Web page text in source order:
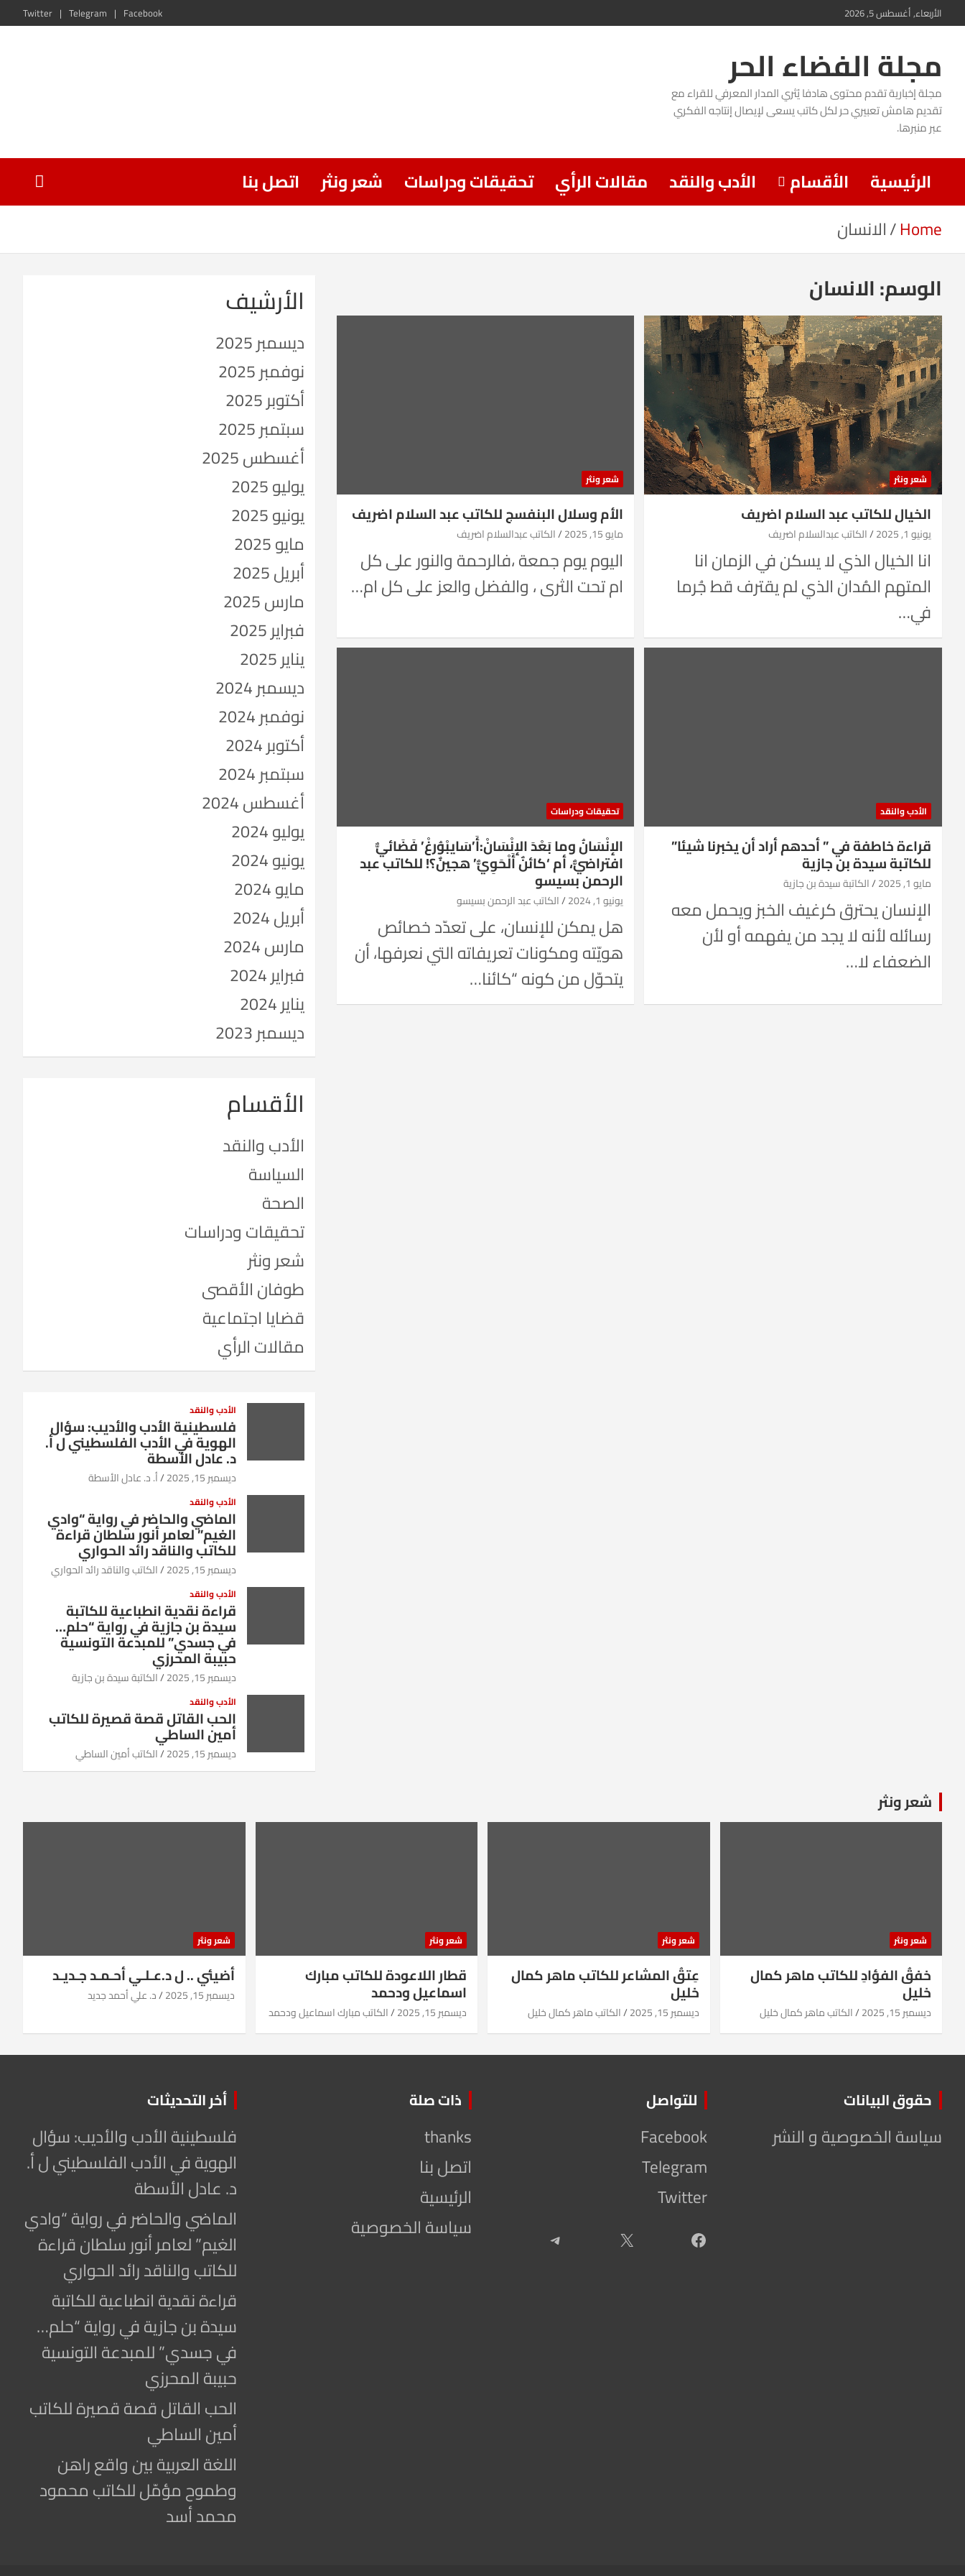
Skip
content
الأربعاء, أغسطس 5, 2026 Facebook
Telegram
Twitter
مجلة الفضاء الحر
مجلة إخبارية تقدم محتوى هادفا يُثري المدار المعرفي للقراء مع
تقديم هامش تعبيري حر لكل كاتب يسعى لإيصال إنتاجه الفكري
عبر منبرها.
الرئيسية الأقسام الأدب والنقد مقالات الرأي تحقيقات ودراسات شعر ونثر
اتصل بنا
Home الانسان
الوسم:الانسان
شعر ونثر
الخيال للكاتب عبد السلام اضريف
يونيو 1, 2025 الكاتب عبدالسلام اضريف
انا الخيال الذي لا يسكن في الزمان انا
المتهم المُدان الذي لم يقترف قط جُرما
في…
شعر ونثر
الأم وسلال البنفسج للكاتب عبد السلام اضريف
مايو 15, 2025 الكاتب عبدالسلام اضريف
اليوم يوم جمعة ،فالرحمة والنور على كل
ام تحت الثرى ، والفضل والعز على كل ام…
الأدب والنقد
قراءة خاطفة في ” أحدهم أراد أن يخبرنا شيئا”
للكاتبة سيدة بن جازية
مايو 1, 2025 الكاتبة سيدة بن جازية
الإنسان يحترق كرغيف الخبز ويحمل معه
رسائله لأنه لا يجد من يفهمه أو لأن
الضعفاء لا…
تحقيقات ودراسات
الإنْسَانُ وما بَعْدَ الإنْسَانْ:أَ’سَايبْوُرغْ’ فَضَائيٌّ
افتراضيٌّ، أم ‘كائنٌ أَلْحَوِيٌّ’ هجينٌ؟! للكاتب عبد
الرحمن بسيسو
يونيو 1, 2024 الكاتب عبد الرحمن بسيسو
هل يمكن للإنسان، على تعدّد خصائص
هويّته ومكونات تعريفاته التي نعرفها، أن
يتحوّل من كونه “كائنا…
الأرشيف
ديسمبر 2025
نوفمبر 2025
أكتوبر 2025
سبتمبر 2025
أغسطس 2025
يوليو 2025
يونيو 2025
مايو 2025
أبريل 2025
مارس 2025
فبراير 2025
يناير 2025
ديسمبر 2024
نوفمبر 2024
أكتوبر 2024
سبتمبر 2024
أغسطس 2024
يوليو 2024
يونيو 2024
مايو 2024
أبريل 2024
مارس 2024
فبراير 2024
يناير 2024
ديسمبر 2023
الأقسام
الأدب والنقد
السياسة
الصحة
تحقيقات ودراسات
شعر ونثر
طوفان الأقصى
قضايا اجتماعية
مقالات الرأي
الأدب والنقد
فلسطينية الأدب والأديب: سؤال
الهوية في الأدب الفلسطيني ل أ.
د. عادل الأسطة
ديسمبر 15, 2025 أ. د. عادل الأسطة
الأدب والنقد
الماضي والحاضر في رواية “وادي
الغيم” لعامر أنور سلطان قراءة
للكاتب والناقد رائد الحواري
ديسمبر 15, 2025 الكاتب والناقد رائد الحواري
الأدب والنقد
قراءة نقدية انطباعية للكاتبة
سيدة بن جازية في رواية “حلم…
في جسدي” للمبدعة التونسية
حبيبة المحرزي
ديسمبر 15, 2025 الكاتبة سيدة بن جازية
الأدب والنقد
الحب القاتل قصة قصيرة للكاتب
أمين الساطي
ديسمبر 15, 2025 الكاتب أمين الساطي
شعر ونثر
شعر ونثر
خفقُ الفؤادِ للكاتب ماهر كمال
خليل
ديسمبر 15, 2025 الكاتب ماهر كمال خليل
شعر ونثر
عِتقُ المشاعر للكاتب ماهر كمال
خليل
ديسمبر 15, 2025 الكاتب ماهر كمال خليل
شعر ونثر
قطار اللاعودة للكاتب مبارك
اسماعيل ودحمد
ديسمبر 15, 2025 الكاتب مبارك اسماعيل ودحمد
شعر ونثر
أضيئي .. ل د.عـلـي أحـمـد جـديـد
ديسمبر 15, 2025 د. علي أحمد جديد
حقوق البيانات
سياسة الخصوصية و النشر
للتواصل
Facebook
Telegram
Twitter
Facebook
X
Telegram
ذات صلة
thanks
اتصل بنا
الرئيسية
سياسة الخصوصية
أخر التحديثات
فلسطينية الأدب والأديب: سؤال
الهوية في الأدب الفلسطيني ل أ.
د. عادل الأسطة
الماضي والحاضر في رواية “وادي
الغيم” لعامر أنور سلطان قراءة
للكاتب والناقد رائد الحواري
قراءة نقدية انطباعية للكاتبة
سيدة بن جازية في رواية “حلم…
في جسدي” للمبدعة التونسية
حبيبة المحرزي
الحب القاتل قصة قصيرة للكاتب
أمين الساطي
اللغة العربية بين واقع راهن
وطموح مؤمّل للكاتب محمود
محمد أسد